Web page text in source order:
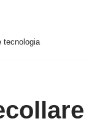
tecnologia